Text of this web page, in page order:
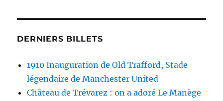
DERNIERS BILLETS
1910 Inauguration de Old Trafford, Stade
légendaire de Manchester United
Château de Trévarez : on a adoré Le Manège